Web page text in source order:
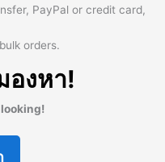
PayPal or credit card,
orders.
งหา!